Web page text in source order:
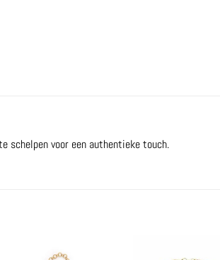
schelpen voor een authentieke touch.